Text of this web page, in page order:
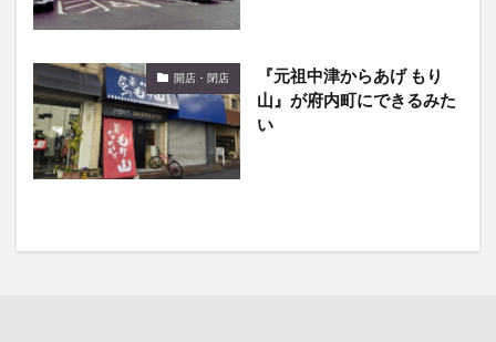
開店・閉店
『元祖中津からあげ もり
山』が府内町にできるみた
い